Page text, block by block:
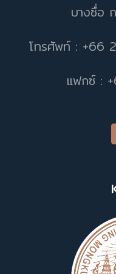
บางซื่อ
โทรศัพท์ :
แฟกซ์ :